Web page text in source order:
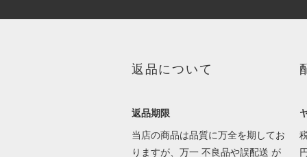
返品について
返品期限
当店の商品は品質に万全を期してお
りますが、万一 不良品や誤配送 が